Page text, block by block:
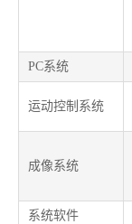
PC系统
运动控制系统
成像系统
系统软件